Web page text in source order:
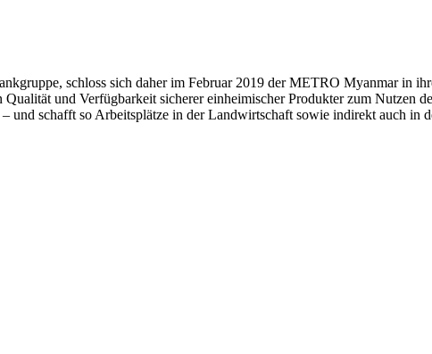
schloss sich daher im Februar 2019 der METRO Myanmar in
und Verfügbarkeit sicherer einheimischer Produkter zum Nutzen
und schafft so Arbeitsplätze in der Landwirtschaft sowie indirekt auch in